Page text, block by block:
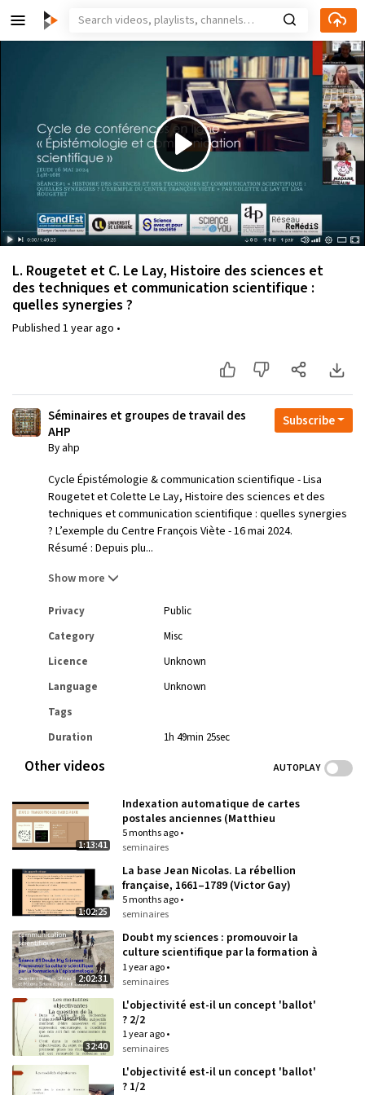
Play
Video
L. Rougetet et C. Le Lay, Histoire des sciences et
des techniques et communication scientifique :
quelles synergies ?
Published 1 year ago •
Séminaires et groupes de travail des
AHP
By ahp
Subscribe
Cycle Épistémologie & communication scientifique - Lisa
Rougetet et Colette Le Lay, Histoire des sciences et des
techniques et communication scientifique : quelles synergies
? L’exemple du Centre François Viète - 16 mai 2024.
Résumé : Depuis plu...
Show more
Privacy
Public
Category
Misc
Licence
Unknown
Language
Unknown
Tags
Duration
1h 49min 25sec
Other videos AUTOPLAY
1:13:41
Indexation automatique de cartes
postales anciennes (Matthieu
Pelingre)
5 months ago•
seminaires
1:02:25
La base Jean Nicolas. La rébellion
française, 1661–1789 (Victor Gay)
5 months ago•
seminaires
2:02:31
Doubt my sciences : promouvoir la
culture scientifique par la formation à
l’épistémologie
1 year ago•
seminaires
32:40
L'objectivité est-il un concept 'ballot'
? 2/2
1 year ago•
seminaires
L'objectivité est-il un concept 'ballot'
? 1/2